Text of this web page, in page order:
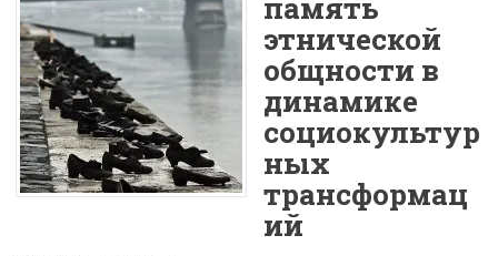
память
этнической
общности в
динамике
социокультур
ных
трансформац
ий